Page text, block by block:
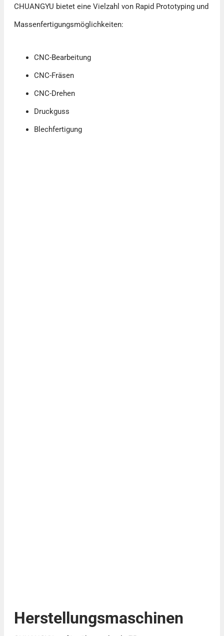
CHUANGYU bietet eine Vielzahl von Rapid Prototyping und
Massenfertigungsmöglichkeiten:
CNC-Bearbeitung
CNC-Fräsen
CNC-Drehen
Druckguss
Blechfertigung
Herstellungsmaschinen